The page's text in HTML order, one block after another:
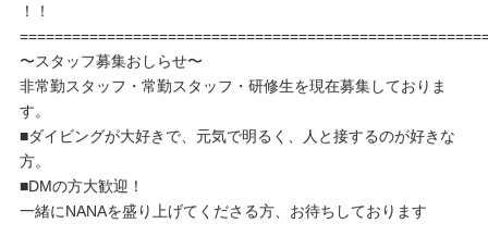
！！
〜スタッフ募集おしらせ〜
非常勤スタッフ・常勤スタッフ・研修生を現在募集しておりま
す。
■ダイビングが大好きで、元気で明るく、人と接するのが好きな
方。
■DMの方大歓迎！
一緒にNANAを盛り上げてくださる方、お待ちしております